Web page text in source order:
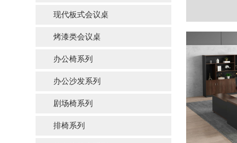
现代板式会议桌
烤漆类会议桌
办公椅系列
办公沙发系列
剧场椅系列
排椅系列